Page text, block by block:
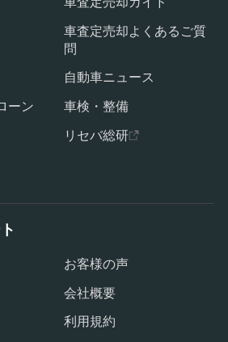
車査定売却よくあるご質
問
自動車ニュース
ーン
車検・整備
リセバ総研
お客様の声
会社概要
利用規約